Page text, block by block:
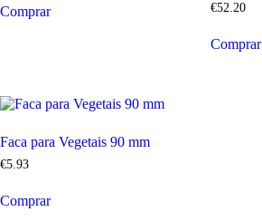
Comprar €52.20
Comprar
Faca para Vegetais 90 mm
€5.93
Comprar